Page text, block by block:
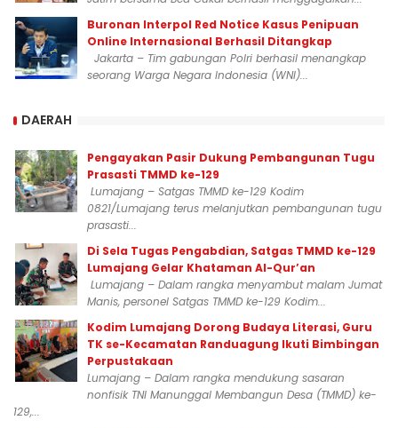
Buronan Interpol Red Notice Kasus Penipuan
Online Internasional Berhasil Ditangkap
Jakarta – Tim gabungan Polri berhasil menangkap
seorang Warga Negara Indonesia (WNI)...
DAERAH
Pengayakan Pasir Dukung Pembangunan Tugu
Prasasti TMMD ke-129
Lumajang – Satgas TMMD ke-129 Kodim
0821/Lumajang terus melanjutkan pembangunan tugu
prasasti...
Di Sela Tugas Pengabdian, Satgas TMMD ke-129
Lumajang Gelar Khataman Al-Qur’an
Lumajang – Dalam rangka menyambut malam Jumat
Manis, personel Satgas TMMD ke-129 Kodim...
Kodim Lumajang Dorong Budaya Literasi, Guru
TK se-Kecamatan Randuagung Ikuti Bimbingan
Perpustakaan
Lumajang – Dalam rangka mendukung sasaran
nonfisik TNI Manunggal Membangun Desa (TMMD) ke-
129,...